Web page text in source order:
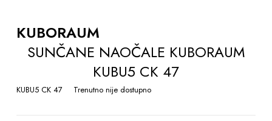
THE
BEGINNING
OF
GALLERY
KUBORAUM
SUNČANE NAOČALE KUBORAUM
KUBU5 CK 47
KUBU5 CK 47 Trenutno nije dostupno